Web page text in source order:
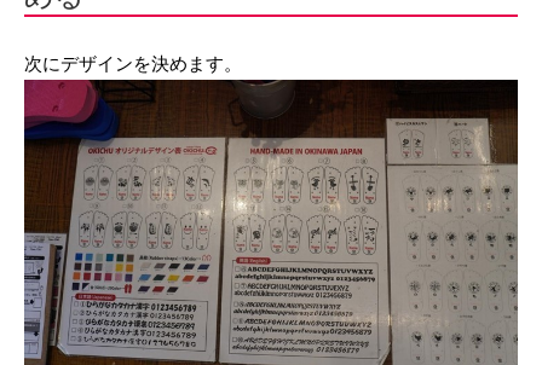
次にデザインを決めます。